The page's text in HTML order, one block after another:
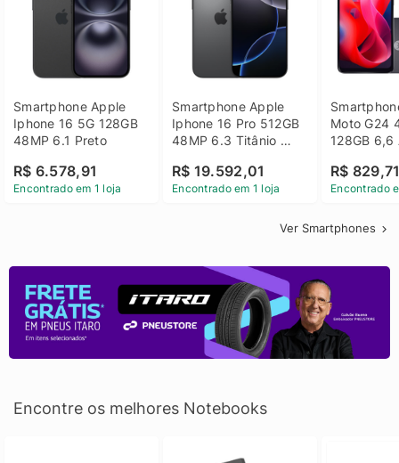
Smartphone Apple
Iphone 16 5G 128GB
48MP 6.1 Preto
R$ 6.578,91
Encontrado em 1 loja
Smartphone Apple
Iphone 16 Pro 512GB
48MP 6.3 Titânio
R$ 19.592,01
Encontrado em 1 loja
Moto G24
128GB 6,6
R$
Encontrado
Ver Smartphones
Encontre os melhores Notebooks